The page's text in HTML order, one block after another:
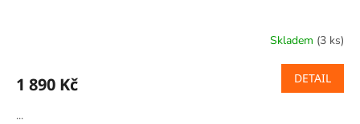
Skladem (3 ks)
1 890 Kč DETAIL
...